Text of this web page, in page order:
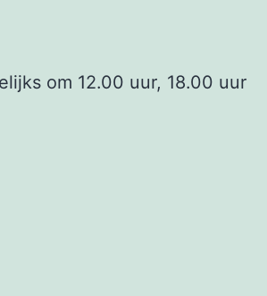
om 12.00 uur, 18.00 uur